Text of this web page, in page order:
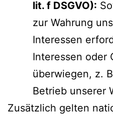
lit. f DSGVO):
zur Wahrung
Interessen
Interessen oder
überwiegen, z.
Betrieb unserer
Zusätzlich gelten